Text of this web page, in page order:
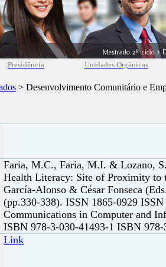
Presidência Unidades Orgânicas
> Desenvolvimento Comunitário e
Faria, M.C., Faria, M.I. & Lozano,
Health Literacy: Site of Proximity to
García-Alonso & César Fonseca
(pp.330-338). ISSN 1865-0929
Communications in Computer and
ISBN 978-3-030-41493-1 ISBN
Link